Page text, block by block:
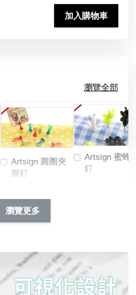
加入購物車
瀏覽全部
Artsign 圓圈夾
圖釘
NT$ 19.00
NT$ 66.00
Artsign 蜜蜂
釘
加入購物車
瀏覽更多